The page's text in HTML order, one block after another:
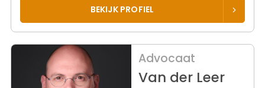
BEKIJK PROFIEL
Advocaat
Van der Leer